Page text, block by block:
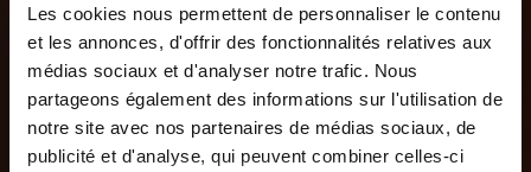
Les cookies nous permettent de personnaliser le contenu
et les annonces, d'offrir des fonctionnalités relatives aux
médias sociaux et d'analyser notre trafic. Nous
partageons également des informations sur l'utilisation de
notre site avec nos partenaires de médias sociaux, de
publicité et d'analyse, qui peuvent combiner celles-ci